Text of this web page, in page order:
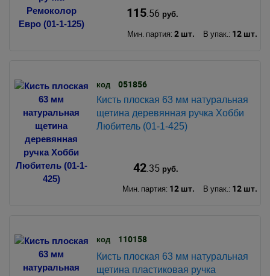
115.56 руб.
Мин. партия: 2 шт. В упак.: 12 шт.
код 051856
Кисть плоская 63 мм натуральная
щетина деревянная ручка Хобби
Любитель (01-1-425)
42.35руб.
Мин. партия: 12 шт. В упак.: 12 шт.
код 110158
Кисть плоская 63 мм натуральная
щетина пластиковая ручка